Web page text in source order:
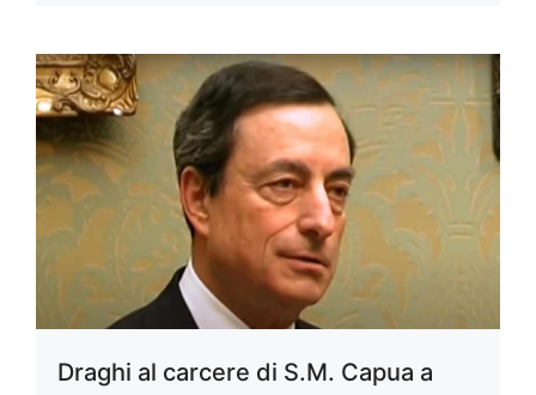
Draghi al carcere di S.M. Capua a